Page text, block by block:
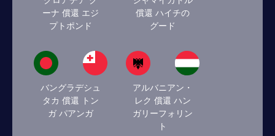
ーナ 償還 エジ
プトポンド
償還 ハイチの
グード
バングラデシュ
タカ 償還 トン
ガ パアンガ
アルバニアン・
レク 償還 ハン
ガリーフォリン
ト